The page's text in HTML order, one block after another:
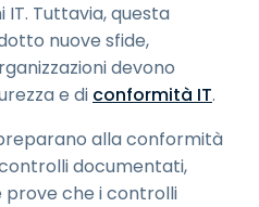
Tuttavia, questa
nuove sfide,
devono
e di conformità IT.
alla conformità
documentati,
che i controlli